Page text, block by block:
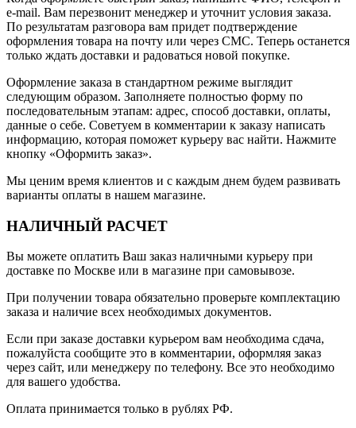
e-mail. Вам перезвонит менеджер и уточнит условия заказа.
По результатам разговора вам придет подтверждение
оформления товара на почту или через СМС. Теперь останется
только ждать доставки и радоваться новой покупке.
Оформление заказа в стандартном режиме выглядит
следующим образом. Заполняете полностью форму по
последовательным этапам: адрес, способ доставки, оплаты,
данные о себе. Советуем в комментарии к заказу написать
информацию, которая поможет курьеру вас найти. Нажмите
кнопку «Оформить заказ».
Мы ценим время клиентов и с каждым днем будем развивать
варианты оплаты в нашем магазине.
НАЛИЧНЫЙ РАСЧЕТ
Вы можете оплатить Ваш заказ наличными курьеру при
доставке по Москве или в магазине при самовывозе.
При получении товара обязательно проверьте комплектацию
заказа и наличие всех необходимых документов.
Если при заказе доставки курьером вам необходима сдача,
пожалуйста сообщите это в комментарии, оформляя заказ
через сайт, или менеджеру по телефону. Все это необходимо
для вашего удобства.
Оплата принимается только в рублях РФ.